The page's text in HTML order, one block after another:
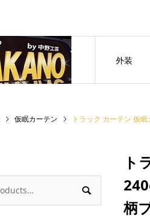
外装
仮眠カーテン トラック カーテン 仮眠
ト
柄
